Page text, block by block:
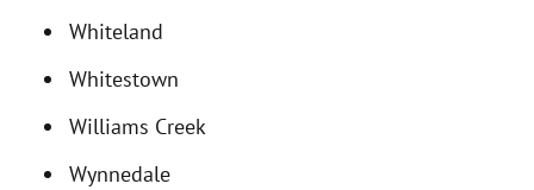
Whiteland
Whitestown
Williams Creek
Wynnedale